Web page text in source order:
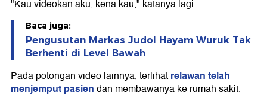
"Kau videokan aku, kena kau," katanya lagi.
Baca juga:
Pengusutan Markas Judol Hayam Wuruk Tak
Berhenti di Level Bawah
Pada potongan video lainnya, terlihatrelawan telah
menjemput pasiendan membawanya ke rumah sakit.